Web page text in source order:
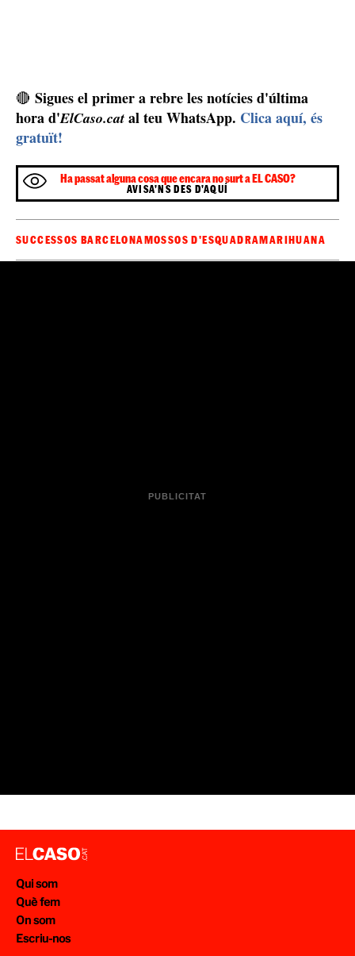
🔴 Sigues el primer a rebre les notícies d'última
hora d'ElCaso.cat al teu WhatsApp. Clica aquí, és
gratuït!
Ha passat alguna cosa que encara no surt a EL CASO?
AVISA'NS DES D'AQUÍ
SUCCESSOS BARCELONAMOSSOS D'ESQUADRAMARIHUANA
Qui som
Què fem
On som
Escriu-nos